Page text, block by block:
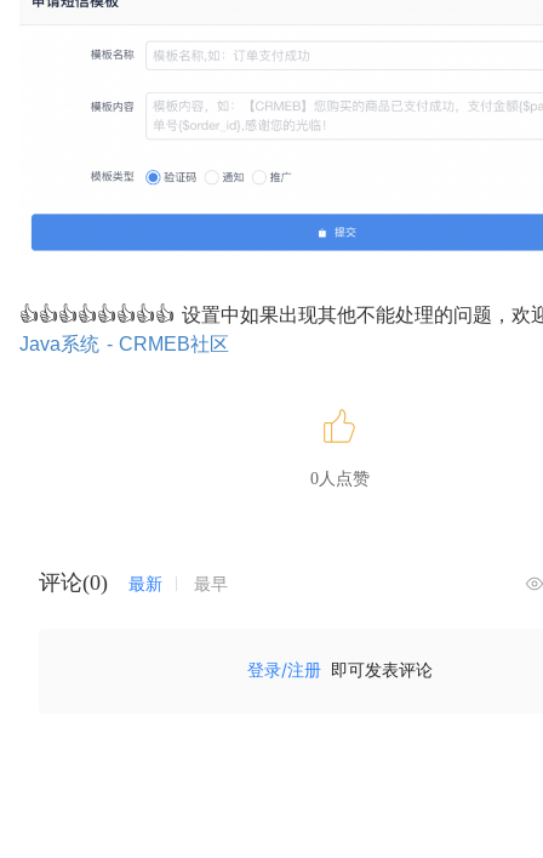
👍👍👍👍👍👍👍👍 设置中如果出现其他不能处理的问题，欢
Java系统 - CRMEB社区
0人点赞
评论(0) 最新 最早
登录/注册 即可发表评论